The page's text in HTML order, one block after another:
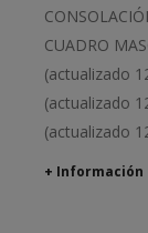
CUADRO
(actualizado
(actualizado
(actualizado
+ Información